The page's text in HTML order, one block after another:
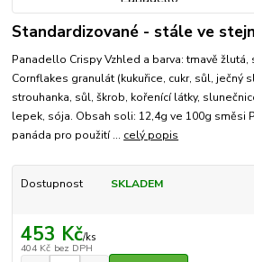
Standardizované - stále ve
Panadello Crispy Vzhled a barva: tmavě žlutá,
Cornflakes granulát (kukuřice, cukr, sůl, ječný
strouhanka, sůl, škrob, kořenící látky,
lepek, sója. Obsah soli: 12,4g ve 100g směsi
panáda pro použití ... celý popis
Dostupnost SKLADEM
453 Kč/ks
404 Kč bez DPH